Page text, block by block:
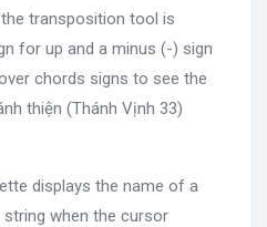
transposition tool is
for up and a minus (-) sign
chords signs to see the
thiện (Thánh Vịnh 33)
displays the name of a
when the cursor